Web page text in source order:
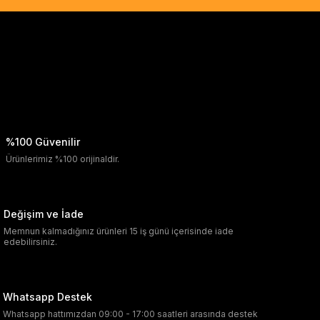
%100 Güvenilir
Ürünlerimiz %100 orijinaldir.
Değişim ve İade
Memnun kalmadığınız ürünleri 15 iş günü içerisinde iade
edebilirsiniz.
Whatsapp Destek
Whatsapp hattımızdan 09:00 - 17:00 saatleri arasında destek